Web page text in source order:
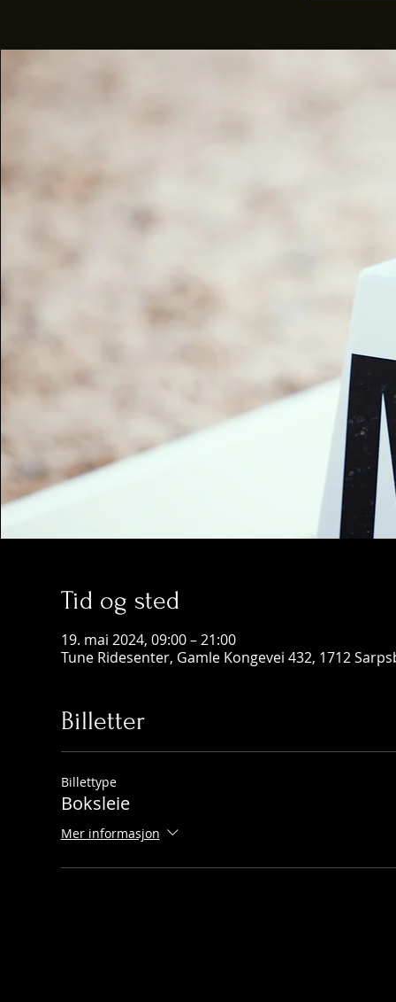
Tid og sted
19. mai 2024, 09:00 – 21:00
Tune Ridesenter, Gamle Kongevei 432, 1712
Billetter
Billettype
Boksleie
Mer informasjon